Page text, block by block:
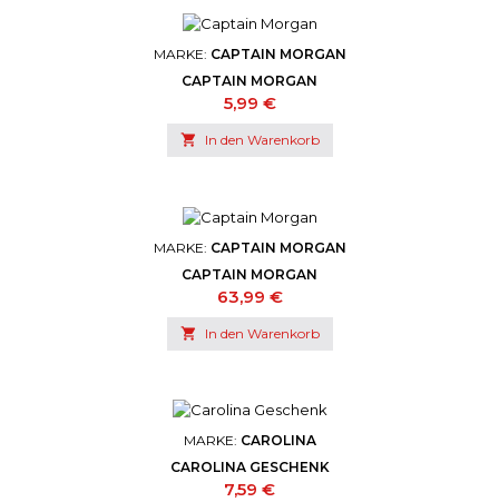
MARKE: CAPTAIN MORGAN
CAPTAIN MORGAN
Preis
5,99 €
 In den Warenkorb
MARKE: CAPTAIN MORGAN
CAPTAIN MORGAN
Preis
63,99 €
 In den Warenkorb
MARKE: CAROLINA
CAROLINA GESCHENK
Preis
7,59 €